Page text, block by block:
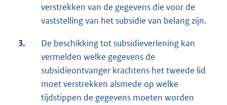
verstrekken van de gegevens die voor de
vaststelling van het subsidie van belang zijn.
3.
De beschikking tot subsidieverlening kan
vermelden welke gegevens de
subsidieontvanger krachtens het tweede lid
moet verstrekken alsmede op welke
tijdstippen de gegevens moeten worden